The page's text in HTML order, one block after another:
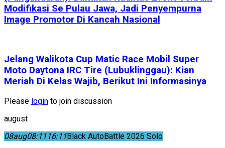
Modifikasi Se Pulau Jawa, Jadi Penyempurna
Image Promotor Di Kancah Nasional
Jelang Walikota Cup Matic Race Mobil Super
Moto Daytona IRC Tire (Lubuklinggau): Kian
Meriah Di Kelas Wajib, Berikut Ini Informasinya
Please login to join discussion
august
08aug08:1116:11Black AutoBattle 2026 Solo